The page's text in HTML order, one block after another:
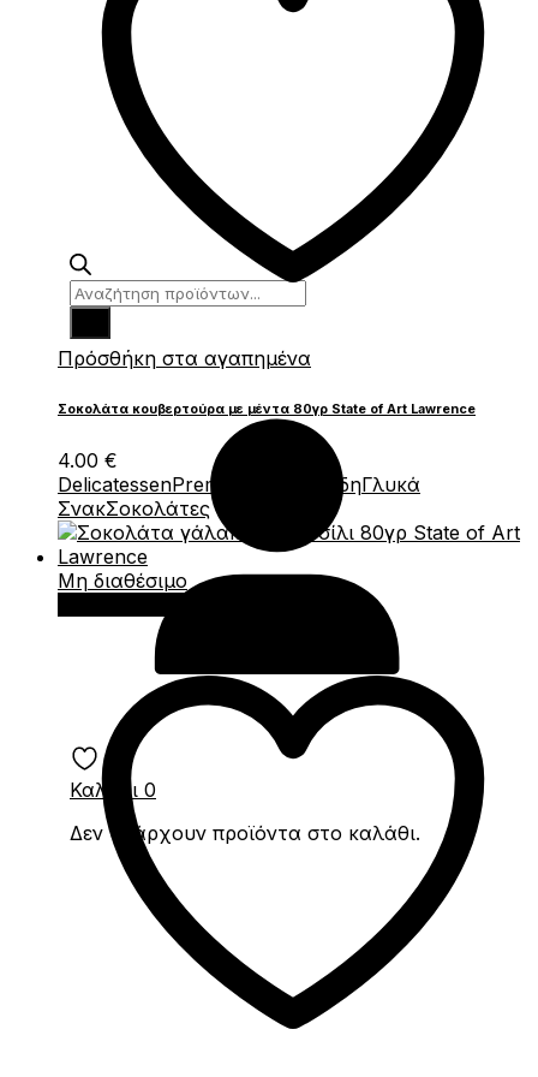
Products
search
Καλάθι 0
Δεν υπάρχουν προϊόντα στο καλάθι.
Πρόσθήκη στα αγαπημένα
Σοκολάτα κουβερτούρα με μέντα 80γρ State of Art Lawrence
4.00 €
DelicatessenPremium ΖαχαρώδηΓλυκά
ΣνακΣοκολάτες
Μη διαθέσιμο